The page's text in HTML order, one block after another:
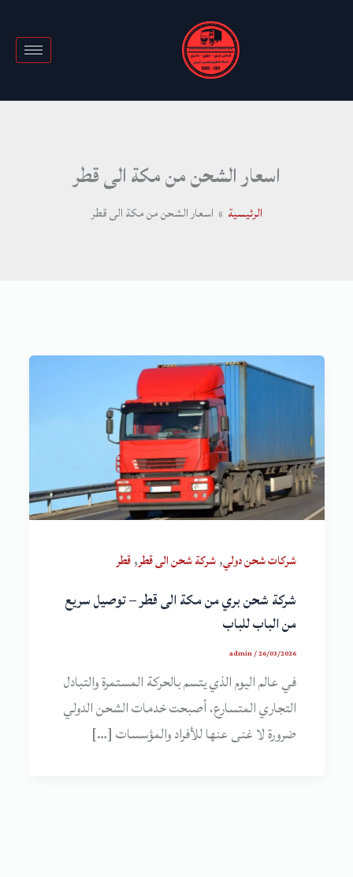
اسعار الشحن من مكة الى قطر
الرئيسية اسعار الشحن من مكة الى قطر
شركات شحن دولي,شركة شحن الى قطر,قطر
شركة شحن بري من مكة الى قطر – توصيل سريع
من الباب للباب
admin/26/03/2026
في عالم اليوم الذي يتسم بالحركة المستمرة والتبادل
التجاري المتسارع، أصبحت خدمات الشحن الدولي
ضرورة لا غنى عنها للأفراد والمؤسسات […]